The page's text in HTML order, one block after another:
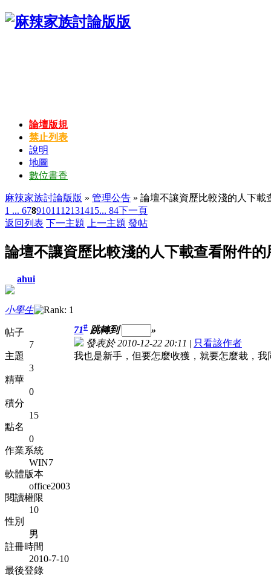
論壇版規
禁止列表
說明
地圖
數位書香
麻辣家族討論版版 » 管理公告 » 論壇不讓資歷比較淺的人下載
1 ... 67891011 12131415... 84下一頁
返回列表 下一主題 上一主題 發帖
論壇不讓資歷比較淺的人下載查看附件的
ahui
小學生
帖子
7
主題
3
精華
0
積分
15
點名
0
作業系統
WIN7
軟體版本
office2003
閱讀權限
10
性別
男
註冊時間
2010-7-10
最後登錄
71# 跳轉到
»
發表於 2010-12-22 20:11 | 只看該作者
我也是新手，但要怎麼收獲，就要怎麼栽，